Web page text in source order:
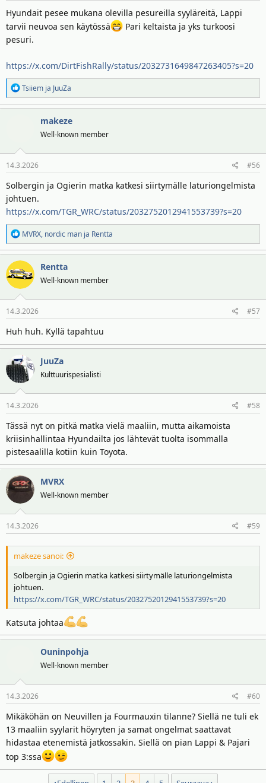
Hyundait pesee mukana olevilla pesureilla syyläreitä, Lappi
tarvii neuvoa sen käytössä
Pari keltaista ja yks turkoosi
pesuri.
https://x.com/DirtFishRally/status/2032731649847263405?s=20
R
e
a
o
t
Tsiiem ja JuuZa
makeze
Well-known member
14.3.2026 #56
Solbergin ja Ogierin matka katkesi siirtymälle laturiongelmista
johtuen.
https://x.com/TGR_WRC/status/2032752012941553739?s=20
R
e
a
k
t
i
o
t
MVRX, nordic man ja Rentta
Rentta
Well-known member
14.3.2026 #57
Huh huh. Kyllä tapahtuu
JuuZa
Kulttuurispesialisti
14.3.2026 #58
Tässä nyt on pitkä matka vielä maaliin, mutta aikamoista
kriisinhallintaa Hyundailta jos lähtevät tuolta isommalla
pistesaalilla kotiin kuin Toyota.
MVRX
Well-known member
14.3.2026 #59
makeze sanoi:
Solbergin ja Ogierin matka katkesi siirtymälle laturiongelmista
johtuen.
https://x.com/TGR_WRC/status/2032752012941553739?s=20
Katsuta johtaa
Ouninpohja
Well-known member
14.3.2026 #60
Mikäköhän on Neuvillen ja Fourmauxin tilanne? Siellä ne tuli ek
13 maaliin syylarit höyryten ja samat ongelmat saattavat
hidastaa etenemistä jatkossakin. Siellä on pian Lappi & Pajari
top 3:ssa